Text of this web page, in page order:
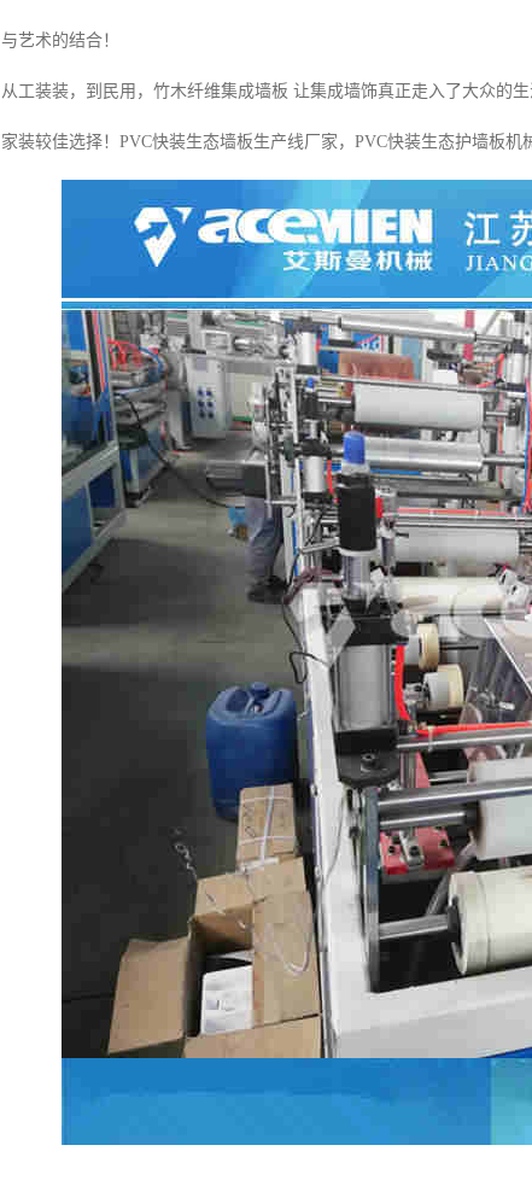
与艺术的结合！
从工装装，到民用，竹木纤维集成墙板 让集成墙饰真正走入了大众的
家装较佳选择！PVC快装生态墙板生产线厂家，PVC快装生态护墙板